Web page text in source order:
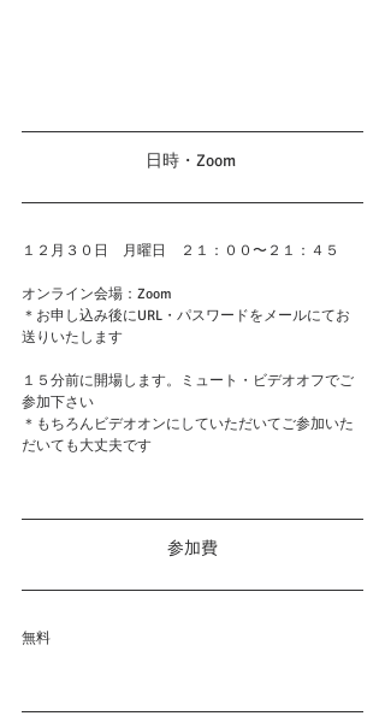
日時・Zoom
１２月３０日　月曜日　２１：００〜２１：４５
オンライン会場：Zoom
＊お申し込み後にURL・パスワードをメールにてお
送りいたします
１５分前に開場します。ミュート・ビデオオフでご
参加下さい
＊もちろんビデオオンにしていただいてご参加いた
だいても大丈夫です
参加費
無料